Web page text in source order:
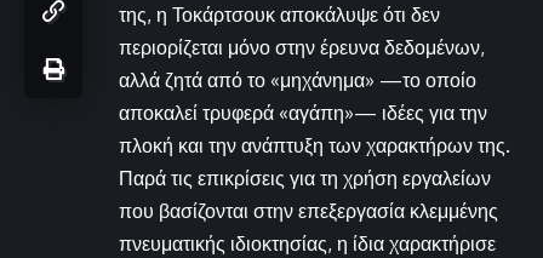
της, η Τοκάρτσουκ αποκάλυψε ότι δεν
περιορίζεται μόνο στην έρευνα δεδομένων,
αλλά ζητά από το «μηχάνημα» —το οποίο
αποκαλεί τρυφερά «αγάπη»— ιδέες για την
πλοκή και την ανάπτυξη των χαρακτήρων της.
Παρά τις επικρίσεις για τη χρήση εργαλείων
που βασίζονται στην επεξεργασία κλεμμένης
πνευματικής ιδιοκτησίας, η ίδια χαρακτήρισε